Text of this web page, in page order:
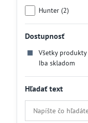
Hunter (2)
Dostupnosť
Všetky produkty
Iba skladom
Hľadať text
Prehľadať
výsledky